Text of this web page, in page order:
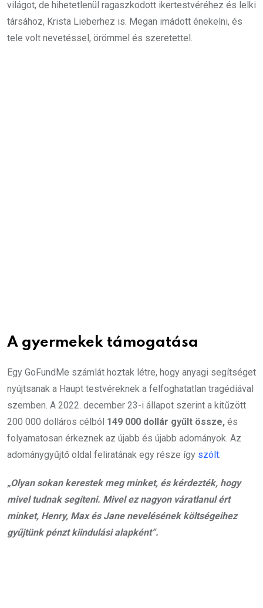
világot, de hihetetlenül ragaszkodott ikertestvéréhez és lelki
társához, Krista Lieberhez is. Megan imádott énekelni, és
tele volt nevetéssel, örömmel és szeretettel.
A gyermekek támogatása
Egy GoFundMe számlát hoztak létre, hogy anyagi segítséget
nyújtsanak a Haupt testvéreknek a felfoghatatlan tragédiával
szemben. A 2022. december 23-i állapot szerint a kitűzött
200 000 dolláros célból 149 000 dollár gyűlt össze, és
folyamatosan érkeznek az újabb és újabb adományok. Az
adománygyűjtő oldal feliratának egy része így szólt:
„Olyan sokan kerestek meg minket, és kérdezték, hogy
mivel tudnak segíteni. Mivel ez nagyon váratlanul ért
minket, Henry, Max és Jane nevelésének költségeihez
gyűjtünk pénzt kiindulási alapként”.